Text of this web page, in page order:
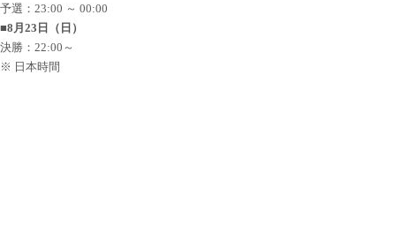
予選：23:00 ～ 00:00
■8月23日（日）
決勝：22:00～
※ 日本時間